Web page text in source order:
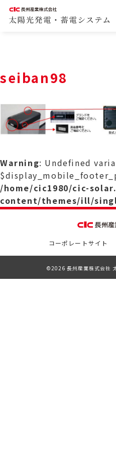
seiban98
Warning: Undefined
/home/cic1980/cic-
content/themes/ill/
コーポレートサイト
©2026 長州産業株式会社